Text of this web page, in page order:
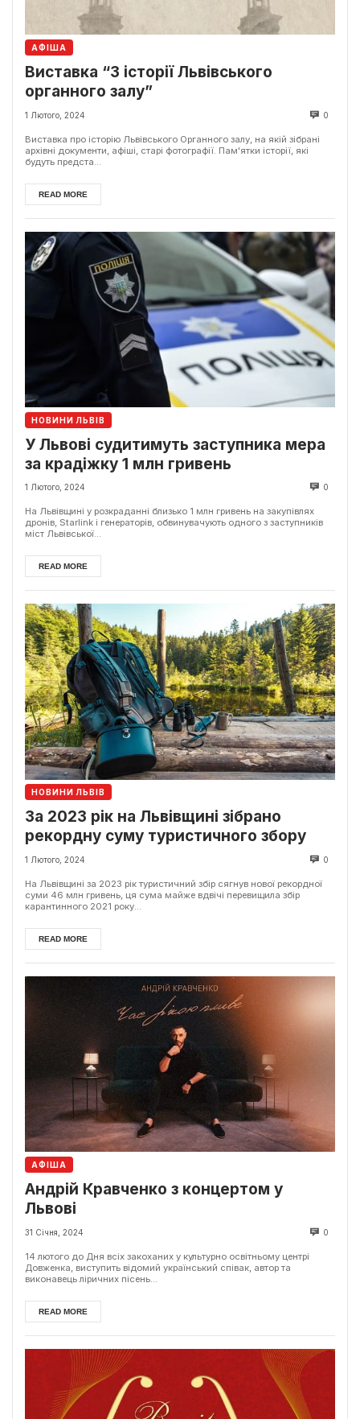
АФІША
Виставка “З історії Львівського
органного залу”
1 Лютого, 2024 0
Виставка про історію Львівського Органного залу, на якій зібрані
архівні документи, афіші, старі фотографії. Пам'ятки історії, які
будуть предста...
READ MORE
НОВИНИ ЛЬВІВ
У Львові судитимуть заступника мера
за крадіжку 1 млн гривень
1 Лютого, 2024 0
На Львівщині у розкраданні близько 1 млн гривень на закупівлях
дронів, Starlink і генераторів, обвинувачують одного з заступників
міст Львівської...
READ MORE
НОВИНИ ЛЬВІВ
За 2023 рік на Львівщині зібрано
рекордну суму туристичного збору
1 Лютого, 2024 0
На Львівщині за 2023 рік туристичний збір сягнув нової рекордної
суми 46 млн гривень, ця сума майже вдвічі перевищила збір
карантинного 2021 року...
READ MORE
АФІША
Андрій Кравченко з концертом у
Львові
31 Січня, 2024 0
14 лютого до Дня всіх закоханих у культурно освітньому центрі
Довженка, виступить відомий український співак, автор та
виконавець ліричних пісень...
READ MORE